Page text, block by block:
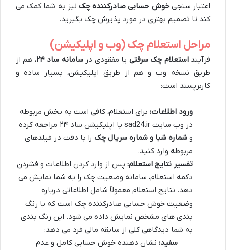
اعتبار سنجیخوش حسابی صادرکننده چک نیز به شما کمک می
کند تا تصمیم بهتری در مورد پذیرش چک بگیرید.
مراحل استعلام چک (وب و اپلیکیشن)
فرآینداستعلام چک سرقتی یا مفقودی درسامانه ساد ۲۴
، هم از
طریق نسخه وب و هم از طریق اپلیکیشن، بسیار ساده و
کاربرپسند است:
ورود اطلاعات: برای استعلام، کافی است به بخش مربوطه
در وب سایت sad24.ir یا اپلیکیشن ساد ۲۴ مراجعه کرده
و شماره شبا و شماره سریال چک را با دقت در فیلدهای
مربوطه وارد کنید.
تفسیر نتایج استعلام: پس از وارد کردن اطلاعات و فشردن
دکمه استعلام، سامانه وضعیت چک را به شما نمایش می
دهد. نتایج استعلام معمولاً شامل اطلاعاتی درباره
وضعیت خوش حسابی صادرکننده چک است که با رنگ
بندی های مشخص نمایش داده می شود. این رنگ بندی
به شما دیدگاهی کلی از سابقه مالی فرد می دهد:
سفید: نشان دهنده خوش حسابی کامل و عدم